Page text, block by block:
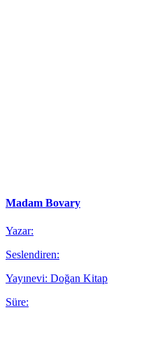
Madam Bovary
Yazar:
Seslendiren:
Yayınevi: Doğan Kitap
Süre: